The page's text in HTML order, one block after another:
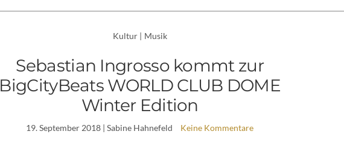
Kultur | Musik
Sebastian Ingrosso kommt zur
BigCityBeats WORLD CLUB DOME
Winter Edition
19. September 2018 | Sabine Hahnefeld Keine Kommentare